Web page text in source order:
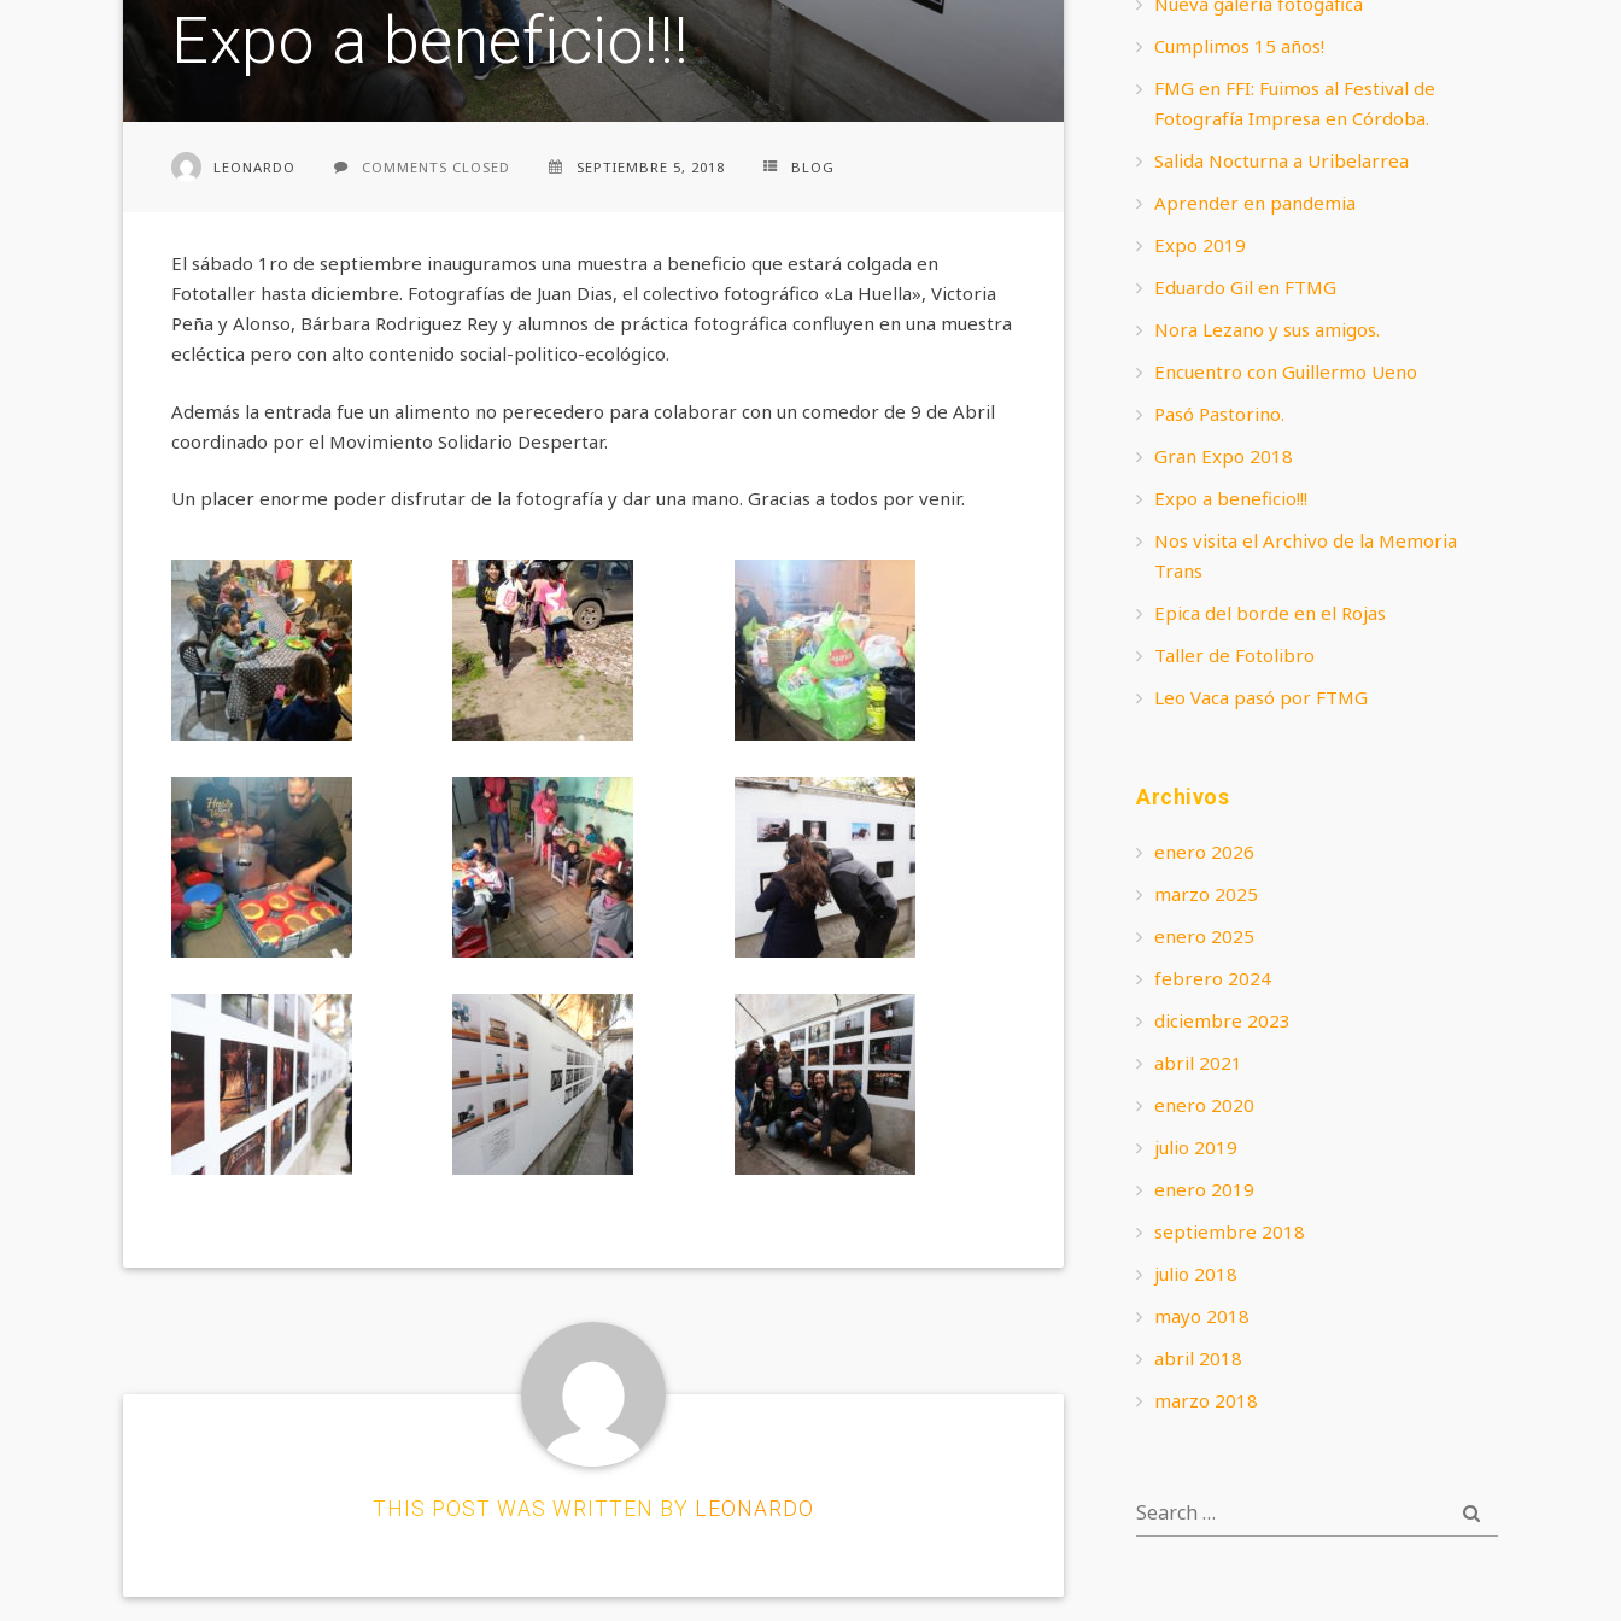
Expo a beneficio!!!
LEONARDO COMMENTS CLOSED SEPTIEMBRE 5, 2018 BLOG
El sábado 1ro de septiembre inauguramos una muestra a beneficio que estará colgada en
Fototaller hasta diciembre. Fotografías de Juan Dias, el colectivo fotográfico «La Huella», Victoria
Peña y Alonso, Bárbara Rodriguez Rey y alumnos de práctica fotográfica confluyen en una muestra
ecléctica pero con alto contenido social-politico-ecológico.
Además la entrada fue un alimento no perecedero para colaborar con un comedor de 9 de Abril
coordinado por el Movimiento Solidario Despertar.
Un placer enorme poder disfrutar de la fotografía y dar una mano. Gracias a todos por venir.
THIS POST WAS WRITTEN BY LEONARDO
Cumplimos 15 años!
FMG en FFI: Fuimos al Festival de
Fotografía Impresa en Córdoba.
Salida Nocturna a Uribelarrea
Aprender en pandemia
Expo 2019
Eduardo Gil en FTMG
Nora Lezano y sus amigos.
Encuentro con Guillermo Ueno
Pasó Pastorino.
Gran Expo 2018
Expo a beneficio!!!
Nos visita el Archivo de la Memoria
Trans
Epica del borde en el Rojas
Taller de Fotolibro
Leo Vaca pasó por FTMG
Archivos
enero 2026
marzo 2025
enero 2025
febrero 2024
diciembre 2023
abril 2021
enero 2020
julio 2019
enero 2019
septiembre 2018
julio 2018
mayo 2018
abril 2018
marzo 2018
SEARCH
SEARCH